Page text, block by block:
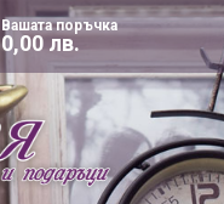
Вашата поръчка
0,00 лв.